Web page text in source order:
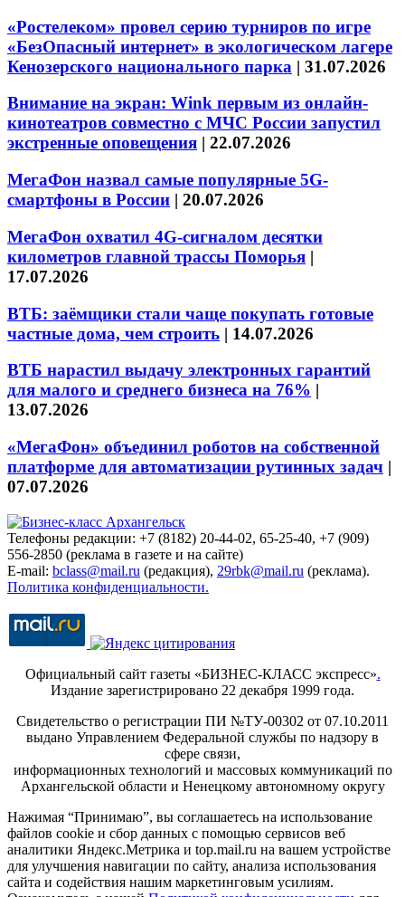
«Ростелеком» провел серию турниров по игре
«БезОпасный интернет» в экологическом лагере
Кенозерского национального парка | 31.07.2026
Внимание на экран: Wink первым из онлайн-
кинотеатров совместно с МЧС России запустил
экстренные оповещения | 22.07.2026
МегаФон назвал самые популярные 5G-
смартфоны в России | 20.07.2026
МегаФон охватил 4G-сигналом десятки
километров главной трассы Поморья |
17.07.2026
ВТБ: заёмщики стали чаще покупать готовые
частные дома, чем строить | 14.07.2026
ВТБ нарастил выдачу электронных гарантий
для малого и среднего бизнеса на 76% |
13.07.2026
«МегаФон» объединил роботов на собственной
платформе для автоматизации рутинных задач |
07.07.2026
Телефоны редакции: +7 (8182) 20-44-02, 65-25-40, +7 (909)
556-2850 (реклама в газете и на сайте)
E-mail: bclass@mail.ru (редакция), 29rbk@mail.ru (реклама).
Политика конфиденциальности.
Официальный сайт газеты «БИЗНЕС-КЛАСС экспресс».
Издание зарегистрировано 22 декабря 1999 года.
Свидетельство о регистрации ПИ №ТУ-00302 от 07.10.2011
выдано Управлением Федеральной службы по надзору в
сфере связи,
информационных технологий и массовых коммуникаций по
Архангельской области и Ненецкому автономному округу
Нажимая “Принимаю”, вы соглашаетесь на использование
файлов cookie и сбор данных с помощью сервисов веб
аналитики Яндекс.Метрика и top.mail.ru на вашем устройстве
для улучшения навигации по сайту, анализа использования
сайта и содействия нашим маркетинговым усилиям.